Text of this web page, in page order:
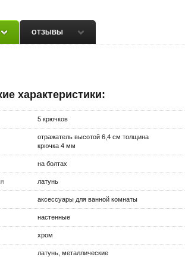
2 988РУБ.
3 1054РУБ.
2 489РУБ.
1
ОТЗЫВЫ
характеристики:
5 крючков
отражатель высотой 6,4 см толщина
крючка 4 мм
на болтах
латунь
аксессуары для ванной комнаты
настенные
хром
латунь, металлические